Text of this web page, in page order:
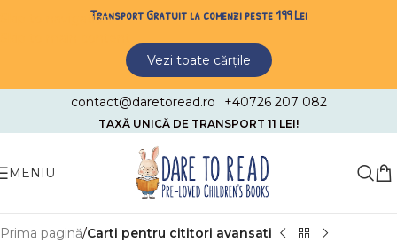
Skip to navigationTransport Gratuit la comenzi peste 199 Lei
Vezi toate cărțile
contact@daretoread.ro +40726 207 082
TAXĂ UNICĂ DE TRANSPORT 11 LEI!
MENIU
Prima pagină Carti pentru cititori avansati